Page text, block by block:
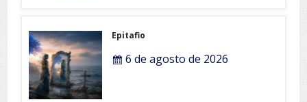
Epitafio
6 de agosto de 2026